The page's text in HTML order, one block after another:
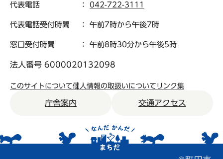
代表電話 ： 042-722-3111
代表電話受付時間 ： 午前7時から午後7時
窓口受付時間 ： 午前8時30分から午後5時
法人番号 6000020132098
このサイトについて個人情報の取扱いについて リンク集
庁舎案内 交通アクセス